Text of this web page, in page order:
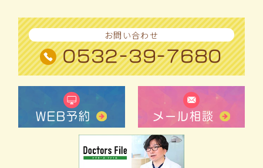
お問い合わせ
0532-39-7680
WEB予約 メール相談